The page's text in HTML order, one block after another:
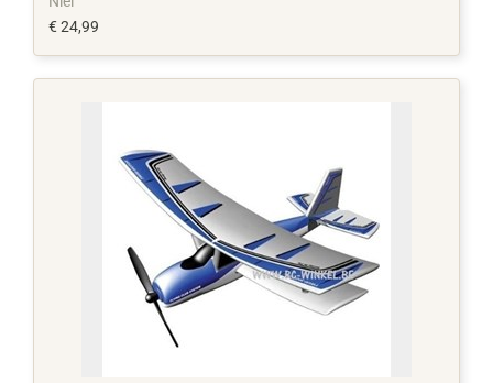
€ 24,99